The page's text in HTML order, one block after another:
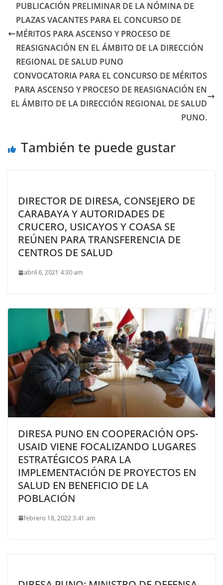
PUBLICACIÓN PRELIMINAR DE LA NÓMINA DE
PLAZAS VACANTES PARA EL CONCURSO DE
MÉRITOS PARA ASCENSO Y PROCESO DE
REASIGNACIÓN EN EL ÁMBITO DE LA DIRECCIÓN
REGIONAL DE SALUD PUNO
CONVOCATORIA PARA EL CONCURSO DE MÉRITOS
PARA ASCENSO Y PROCESO DE REASIGNACIÓN EN
EL ÁMBITO DE LA DIRECCIÓN REGIONAL DE SALUD
PUNO.
También te puede gustar
DIRECTOR DE DIRESA, CONSEJERO DE
CARABAYA Y AUTORIDADES DE
CRUCERO, USICAYOS Y COASA SE
REÚNEN PARA TRANSFERENCIA DE
CENTROS DE SALUD
abril 6, 2021 4:30 am
DIRESA PUNO EN COOPERACIÓN OPS-
USAID VIENE FOCALIZANDO LUGARES
ESTRATÉGICOS PARA LA
IMPLEMENTACIÓN DE PROYECTOS EN
SALUD EN BENEFICIO DE LA
POBLACIÓN
febrero 18, 2022 3:41 am